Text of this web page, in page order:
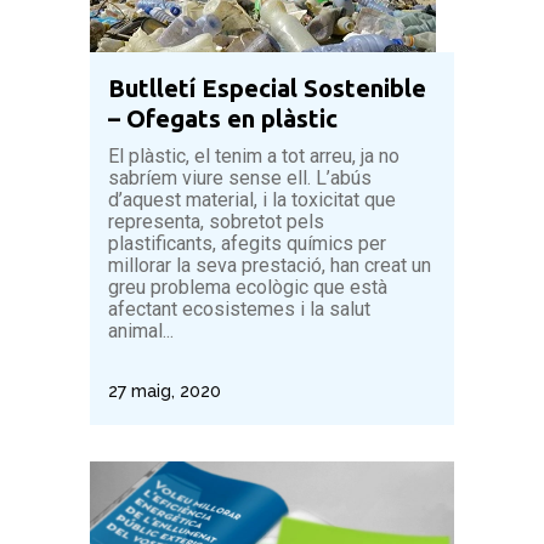
Butlletí Especial Sostenible
– Ofegats en plàstic
El plàstic, el tenim a tot arreu, ja no
sabríem viure sense ell. L’abús
d’aquest material, i la toxicitat que
representa, sobretot pels
plastificants, afegits químics per
millorar la seva prestació, han creat un
greu problema ecològic que està
afectant ecosistemes i la salut
animal...
27 maig, 2020